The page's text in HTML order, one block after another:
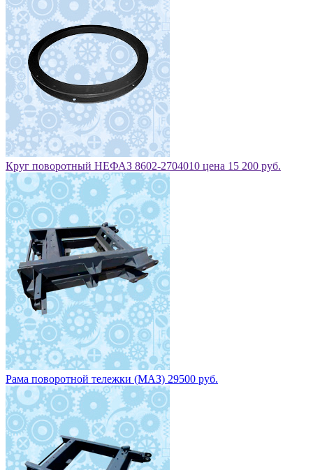
Круг поворотный НЕФАЗ 8602-2704010 цена 15 200 руб.
Рама поворотной тележки (МАЗ) 29500 руб.